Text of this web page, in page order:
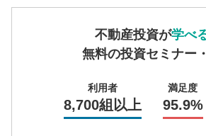
不動産投資が学べ
無料の投資セミナー
利用者
8,700組以上
満足度
95.9%